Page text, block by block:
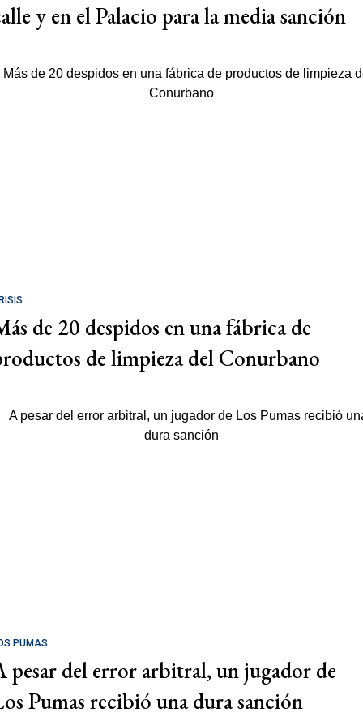
y en el Palacio para la media sanción
de 20 despidos en una fábrica de
de limpieza del Conurbano
PUMAS
pesar del error arbitral, un jugador de
Pumas recibió una dura sanción